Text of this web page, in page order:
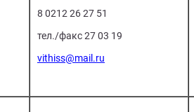
8 0212 26 27 51
тел./факс 27 03 19
vithiss@mail.ru